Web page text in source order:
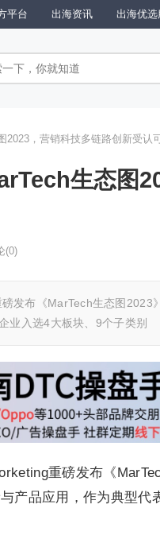
平台 出海资讯 出海优选
2023，营销科技多链路创新受认
生态图
(0)
发布《MarTech生态图2023
业入选4大板块、9个子类别
重磅发布《
产品应用，作为典型代